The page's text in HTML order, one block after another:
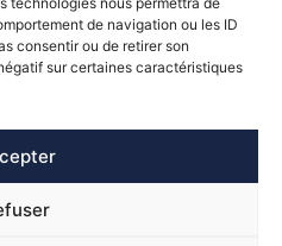
de navigation ou les ID
consentir ou de retirer son
sur certaines caractéristiques
à 17h00
| Tous